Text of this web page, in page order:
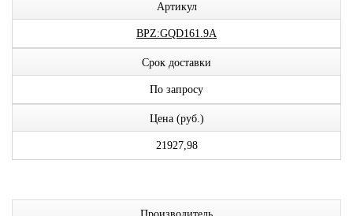
Артикул
BPZ:GQD161.9A
Срок доставки
По запросу
Цена (руб.)
21927,98